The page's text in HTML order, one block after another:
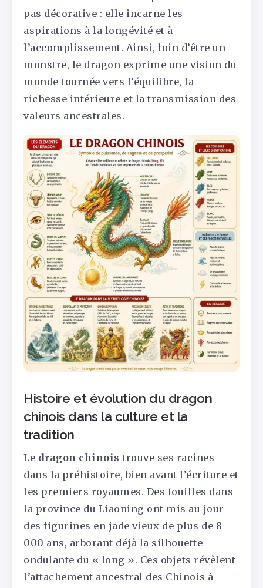
pas décorative : elle incarne les
aspirations à la longévité et à
l’accomplissement. Ainsi, loin d’être un
monstre, le dragon exprime une vision du
monde tournée vers l’équilibre, la
richesse intérieure et la transmission des
valeurs ancestrales.
Histoire et évolution du dragon
chinois dans la culture et la
tradition
Le dragon chinois trouve ses racines
dans la préhistoire, bien avant l’écriture et
les premiers royaumes. Des fouilles dans
la province du Liaoning ont mis au jour
des figurines en jade vieux de plus de 8
000 ans, arborant déjà la silhouette
ondulante du « long ». Ces objets révèlent
l’attachement ancestral des Chinois à